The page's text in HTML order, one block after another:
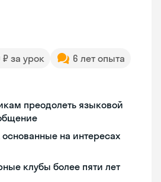
₽ за урок
6 лет опыта
преодолеть языковой
основанные на интересах
клубы более пяти лет